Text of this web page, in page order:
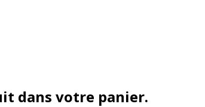
dans votre panier.